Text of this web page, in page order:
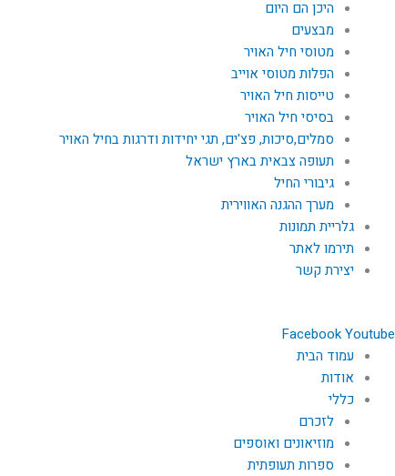
היכן הם היום
מבצעים
מטוסי חיל האויר
הפלות מטוסי אוייב
טייסות חיל האויר
בסיסי חיל האויר
סמלים,סיכות, פצ'ים, תגי יחידות ודרגות בחיל האויר
תעופה צבאית בארץ ישראל
גיבורי החיל
מערך ההגנה האווירית
גלריית תמונות
תירמו לאתר
יצירת קשר
FacebookYoutube
עמוד הבית
אודות
כללי
לזכרם
מוזיאונים ואוספים
ספרות תעופתית